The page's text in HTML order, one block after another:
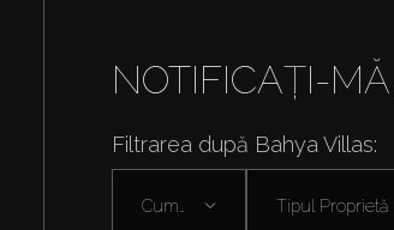
NOTIFICAȚI-
Filtrarea după Bahya Villas:
Tipul Proprietă ...